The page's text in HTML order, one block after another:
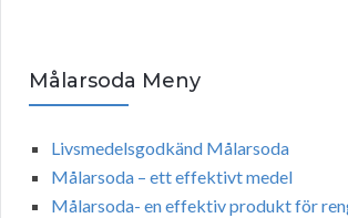
Målarsoda Meny
Livsmedelsgodkänd Målarsoda
Målarsoda – ett effektivt medel
Målarsoda- en effektiv produkt för